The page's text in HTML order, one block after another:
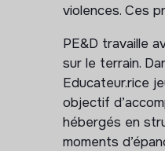
violences. Ces
PE&D travaille
sur le terrain.
Educateur.rice
objectif
hébergés en
moments